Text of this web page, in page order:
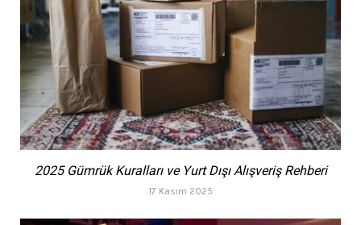
2025 Gümrük Kuralları ve Yurt Dışı Alışveriş Rehberi
17 Kasım 2025